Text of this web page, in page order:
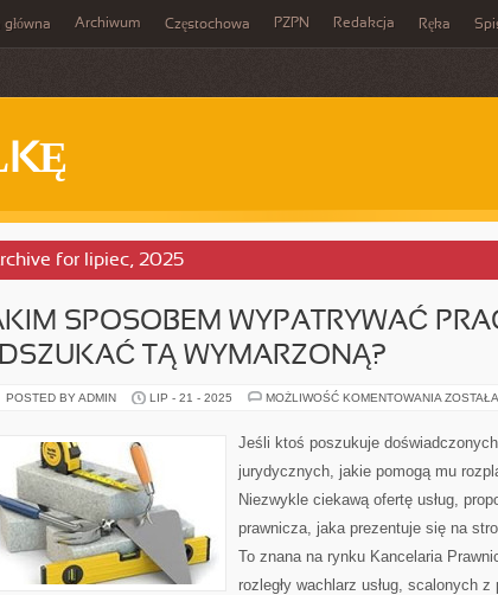
Archiwum Częstochowa PZPN Redakcja Ręka
for lipiec, 2025
SPOSOBEM WYPATRYWAĆ
TĄ WYMARZONĄ?
POSTED BY ADMIN LIP - 21 - 2025 MOŻLIWOŚĆ KOMENTOWANIA JAKIM
ABY
TĄ
Jeśli ktoś poszukuje doświadczonych
jurydycznych, jakie pomogą mu
Niezwykle ciekawą ofertę usług,
prawnicza, jaka prezentuje się na
To znana na rynku Kancelaria
rozległy wachlarz usług, scalonych